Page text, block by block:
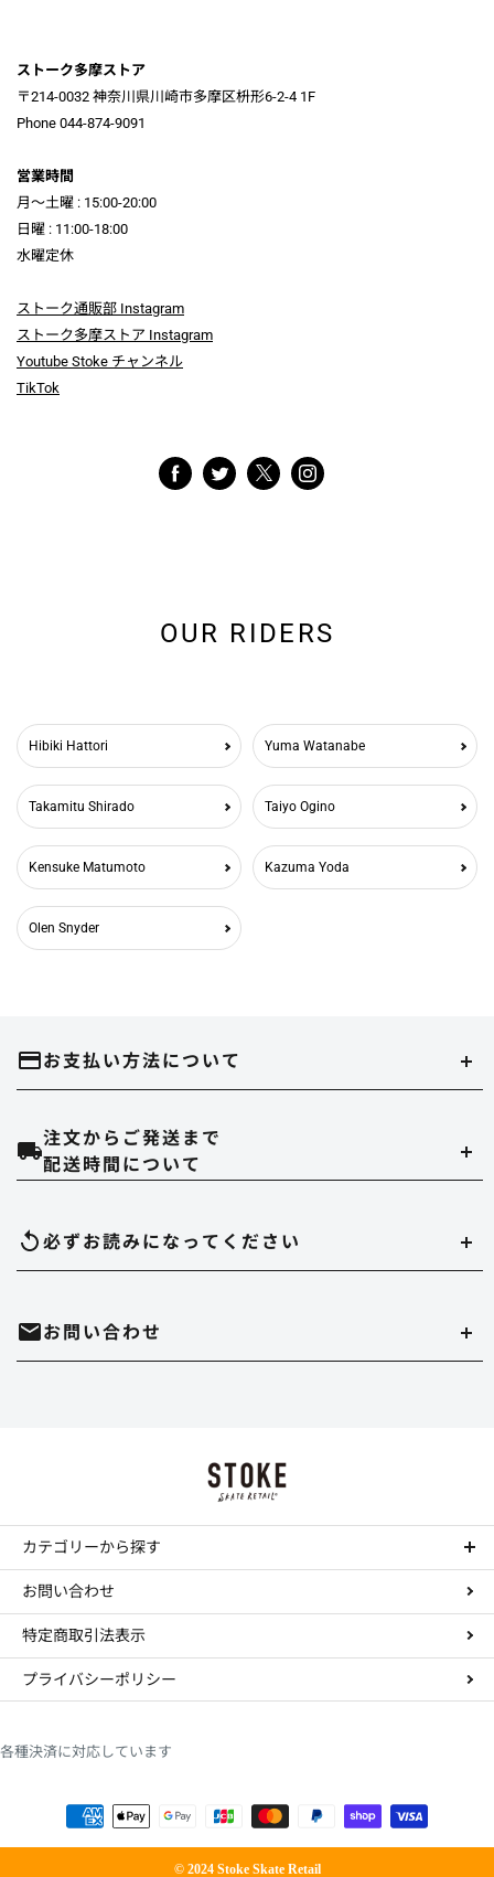
ストーク多摩ストア
〒214-0032 神奈川県川崎市多摩区枡形6-2-4 1F
Phone 044-874-9091
営業時間
月～土曜 : 15:00-20:00
日曜 : 11:00-18:00
水曜定休
ストーク通販部 Instagram
ストーク多摩ストア Instagram
Youtube Stoke チャンネル
TikTok
OUR RIDERS
Hibiki Hattori Yuma Watanabe
Takamitu Shirado Taiyo Ogino
Kensuke Matumoto Kazuma Yoda
Olen Snyder
お支払い方法について
クレジットカード
当ストアでは、以下のクレジット会社をご利用いただけます。
代金引換
お振込み（三菱東京UFJ銀行宛先）
決済手数料は所定の銀行手数料となります。
Paidy（ペイディ）
決済手数料は、コンビニ後払い決済は390円～になります。
円です。 商品代金15000円以上（税込）をお買い上げの場合は送料無料にな
・沖縄、一部離島にお住まいのお客様は離島発送手数料1000円が加算されま
注文からご発送まで
配送時間について
配達時間は午前（9～12時）、14～16時、16～18時、18～20時、19～21時
・到着日の指定の場合は、ご注文の3日後から7日後までお受けさせていただ
・配達店止めをご希望の場合は、振込か事前クレジットカード払いのみお受
けできます。
・実店舗と在庫を共有していますので、まれにご注文いただいた商品が品切
れとなっていることがありますので、予めご了承ください。
通常、ご注文より24時間以内の発送となり、1-3日で到着します。 (ご注文内
容、お住まいの地域により前後します。発送後に詳しい到着時間等をお知ら
必ずお読みになって ください
在庫切れについて
正確を規するよう努力していますが、デッキサイズは個体差がありますし、
色に関してはそれぞれデバイスが違いますので完璧な再現は不可能です。多
少の誤差はご勘弁ください。 これらの理由の返品もお断りさせていただきま
す。
ステッカーについて
ステッカーのみの注文、大量注文はお断りします。
返品・交換について
こちらの手違い、不良品であった場合はできるだけ早く交換等の処置をいた
します。 この場合はまずメール等でご連絡の上、商品を使用していない状態
後、交換商品の発送もしくは返金となります。 返金はご利用いただいた決済
しかし、お客様の手違いや、画面上で判別できない色味の違い、気が変わっ
た等の理由、使用後の商品の返品、ご注文確定後のキャンセルはできませ
お問い合わせ
工賃について
コンプリートの組み立て、デッキテープの貼り付けをご希望の場合は工賃が
かかります。
デッキ テープ貼り付け----￥300
コンプリート組み立て----￥500（テープ貼り含みます）
カテゴリーから探す
コンプリートデッキ
デッキ
トラック
ウィール
アクセサリー
ビデオ
お問い合わせ
特定商取引法表示
プライバシーポリシー
各種決済に対応しています
© 2024 Stoke Skate Retail